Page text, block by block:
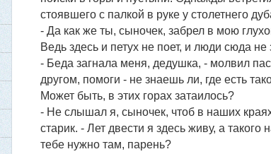
стоявшего с палкой в руке у столетнего
- Да как же ты, сыночек, забрел в мою
Ведь здесь и петух не поет, и люди сюда не
- Беда загнала меня, дедушка, - молвил
другом, помоги - не знаешь ли, где есть
Может быть, в этих горах затаилось?
- Не слышал я, сыночек, чтоб в наших
старик. - Лет двести я здесь живу, а
тебе нужно там, парень?